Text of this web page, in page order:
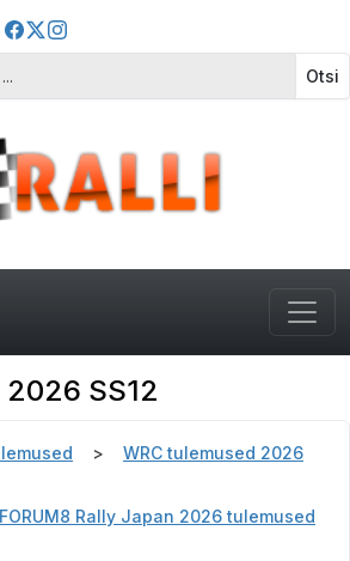
Otsi
SS12
WRC tulemused 2026
Rally Japan 2026 tulemused